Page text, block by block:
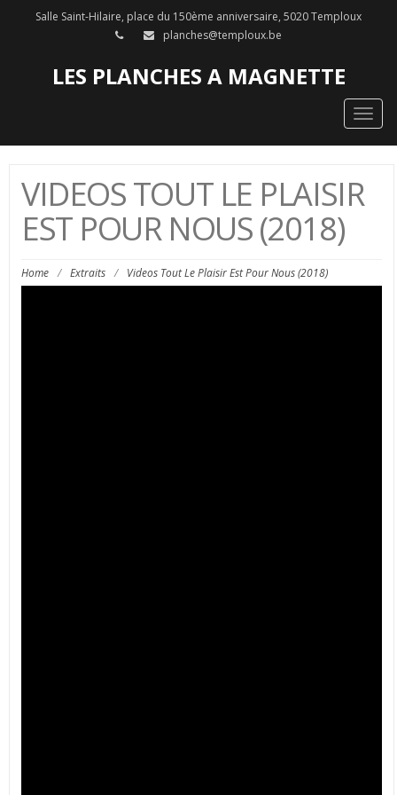
Salle Saint-Hilaire, place du 150ème anniversaire, 5020 Temploux
planches@temploux.be
LES PLANCHES A MAGNETTE
VIDEOS TOUT LE PLAISIR
EST POUR NOUS (2018)
Home / Extraits / Videos Tout Le Plaisir Est Pour Nous (2018)